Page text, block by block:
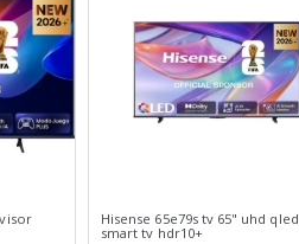
Hisense 65e79s tv 65" uhd qled
smart tv hdr10+